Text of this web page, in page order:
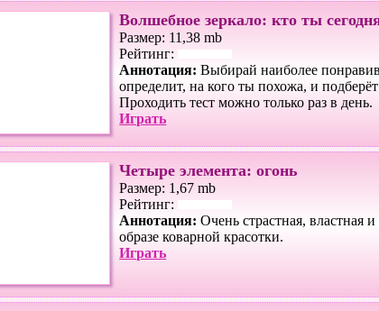
Волшебное зеркало: кто ты
Размер: 11,38 mb
Рейтинг:
Аннотация: Выбирай наиболее
определит, на кого ты похожа, и
Проходить тест можно только раз в день.
Играть
Четыре элемента: огонь
Размер: 1,67 mb
Рейтинг:
Аннотация: Очень страстная, властная
образе коварной красотки.
Играть